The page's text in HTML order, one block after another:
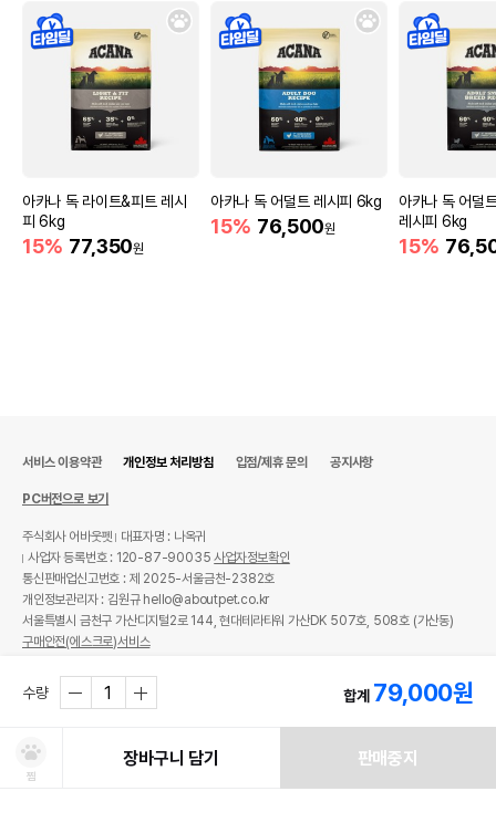
아카나 독 라이트&피트 레시
피 6kg
15% 77,350원
아카나 독 어덜트 레시피 6kg
15% 76,500원
아카나 독 어덜
레시피 6kg
15%
수량 합계 79,000원
찜
장바구니 담기 판매중지
서비스 이용약관 개인정보 처리방침 입점/제휴 문의 공지사항
PC버전으로 보기
주식회사 어바웃펫
대표자명 : 나옥귀
사업자 등록번호 : 120-87-90035사업자정보확인
통신판매업신고번호 : 제 2025-서울금천-2382호
개인정보관리자 : 김원규 hello@aboutpet.co.kr
서울특별시 금천구 가산디지털2로 144, 현대테라타워 가산DK 507호, 508호 (가산동)
구매안전(에스크로)서비스